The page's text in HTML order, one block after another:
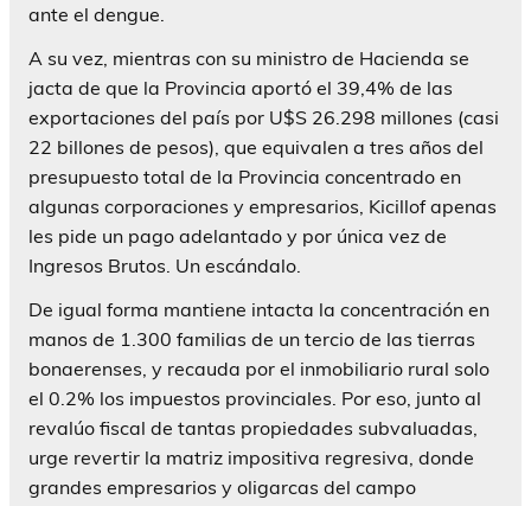
ante el dengue.
A su vez, mientras con su ministro de Hacienda se
jacta de que la Provincia aportó el 39,4% de las
exportaciones del país por U$S 26.298 millones (casi
22 billones de pesos), que equivalen a tres años del
presupuesto total de la Provincia concentrado en
algunas corporaciones y empresarios, Kicillof apenas
les pide un pago adelantado y por única vez de
Ingresos Brutos. Un escándalo.
De igual forma mantiene intacta la concentración en
manos de 1.300 familias de un tercio de las tierras
bonaerenses, y recauda por el inmobiliario rural solo
el 0.2% los impuestos provinciales. Por eso, junto al
revalúo fiscal de tantas propiedades subvaluadas,
urge revertir la matriz impositiva regresiva, donde
grandes empresarios y oligarcas del campo